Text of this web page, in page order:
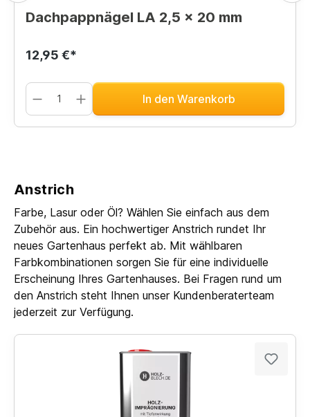
Dachpappnägel LA 2,5 x 20 mm
12,95 €*
In den Warenkorb
Anstrich
Farbe, Lasur oder Öl? Wählen Sie einfach aus dem
Zubehör aus. Ein hochwertiger Anstrich rundet Ihr
neues Gartenhaus perfekt ab. Mit wählbaren
Farbkombinationen sorgen Sie für eine individuelle
Erscheinung Ihres Gartenhauses. Bei Fragen rund um
den Anstrich steht Ihnen unser Kundenberaterteam
jederzeit zur Verfügung.